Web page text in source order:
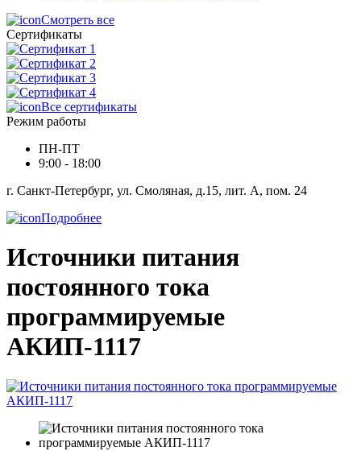
Смотреть все
Сертификаты
Все сертификаты
Режим работы
ПН-ПТ
9:00 - 18:00
г. Санкт-Петербург, ул. Смоляная, д.15, лит. А, пом. 24
Подробнее
Источники питания
постоянного тока
программируемые
АКИП-1117